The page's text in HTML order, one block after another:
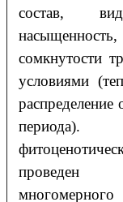
состав,
сомкнутости
условиями
распределение
проведен